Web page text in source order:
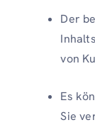
Der
von
Es
Sie